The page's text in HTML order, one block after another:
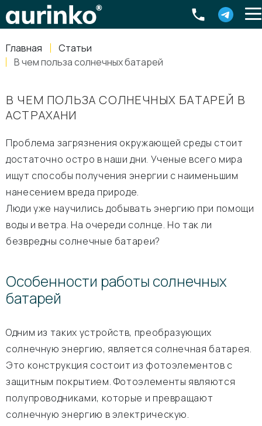
Главная
Статьи
В чем польза солнечных батарей
В ЧЕМ ПОЛЬЗА СОЛНЕЧНЫХ БАТАРЕЙ В
АСТРАХАНИ
Проблема загрязнения окружающей среды стоит
достаточно остро в наши дни. Ученые всего мира
ищут способы получения энергии с наименьшим
нанесением вреда природе.
Люди уже научились добывать энергию при помощи
воды и ветра. На очереди солнце. Но так ли
безвредны солнечные батареи?
Особенности работы солнечных
батарей
Одним из таких устройств, преобразующих
солнечную энергию, является солнечная батарея.
Это конструкция состоит из фотоэлементов с
защитным покрытием. Фотоэлементы являются
полупроводниками, которые и превращают
солнечную энергию в электрическую.
Россия, Свердловская область Екатеринбург ,
8-800-770-79-40